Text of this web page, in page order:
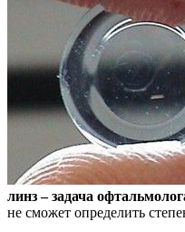
линз – задача
не сможет определить